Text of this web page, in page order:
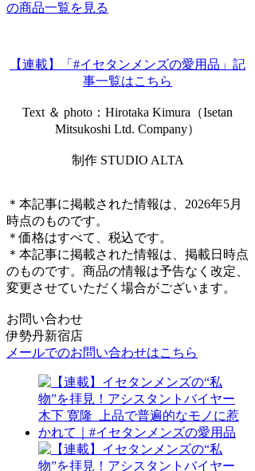
の商品一覧を見る
【連載】「#イセタンメンズの愛用品」記
事一覧はこちら
Text ＆ photo：Hirotaka Kimura（Isetan
Mitsukoshi Ltd. Company）
制作 STUDIO ALTA
＊本記事に掲載された情報は、2026年5月
時点のものです。
＊価格はすべて、税込です。
＊本記事に掲載された情報は、掲載日時点
のものです。商品の情報は予告なく改定、
変更させていただく場合がございます。
お問い合わせ
伊勢丹新宿店
メールでのお問い合わせはこちら